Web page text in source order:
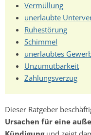
Vermüllung
unerlaubte
Ruhestörung
Schimmel
unerlaubtes
Unzumutbarkeit
Zahlungsverzug
Dieser Ratgeber
Ursachen für eine